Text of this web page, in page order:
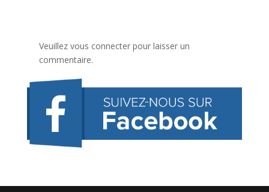
Veuillez vous connecter pour laisser un
commentaire.